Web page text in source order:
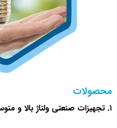
محصولات
۱. تجهیزات صنعتی ولتاژ بالا و متوسط